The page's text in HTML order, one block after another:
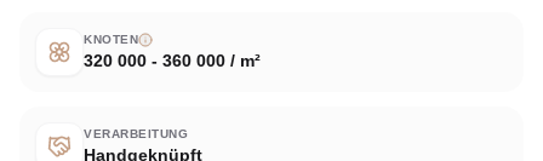
KNOTEN
320 000 - 360 000 / m²
VERARBEITUNG
Handgeknüpft